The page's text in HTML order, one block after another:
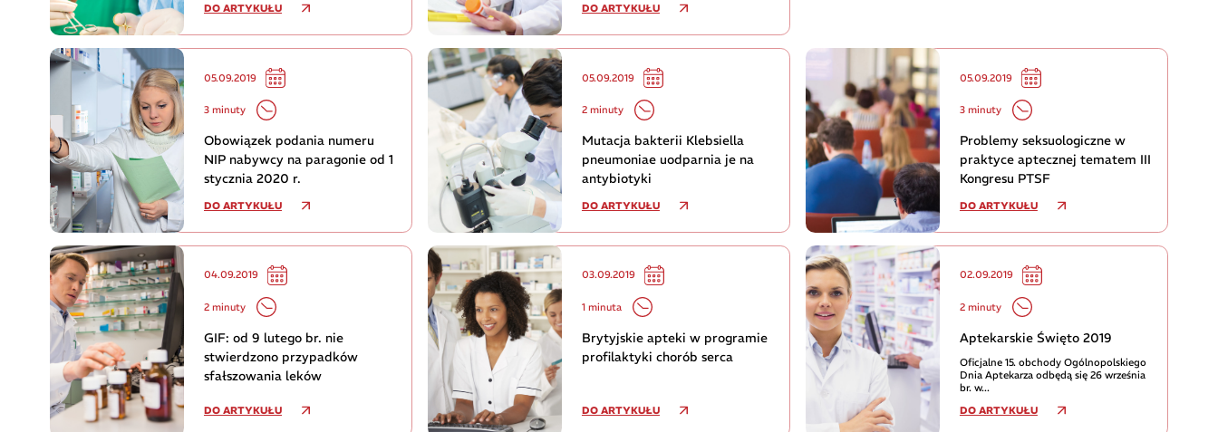
DO ARTYKUŁU DO ARTYKUŁU
05.09.2019
3 minuty
Obowiązek podania numeru
NIP nabywcy na paragonie od 1
stycznia 2020 r.
DO ARTYKUŁU
05.09.2019
2 minuty
Mutacja bakterii Klebsiella
pneumoniae uodparnia je na
antybiotyki
DO ARTYKUŁU
05.09.2019
3 minuty
Problemy seksuologiczne w
praktyce aptecznej tematem III
Kongresu PTSF
DO ARTYKUŁU
04.09.2019
2 minuty
GIF: od 9 lutego br. nie
stwierdzono przypadków
sfałszowania leków
DO ARTYKUŁU
03.09.2019
1 minuta
Brytyjskie apteki w programie
profilaktyki chorób serca
DO ARTYKUŁU
02.09.2019
2 minuty
Aptekarskie Święto 2019
Oficjalne 15. obchody Ogólnopolskiego
Dnia Aptekarza odbędą się 26 września
br. w...
DO ARTYKUŁU